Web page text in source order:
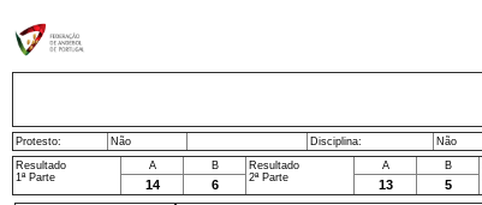
Protesto: Não Disciplina: Não
Resultado
1ª Parte
A B
Resultado
2ª Parte
A B
14 6 13 5